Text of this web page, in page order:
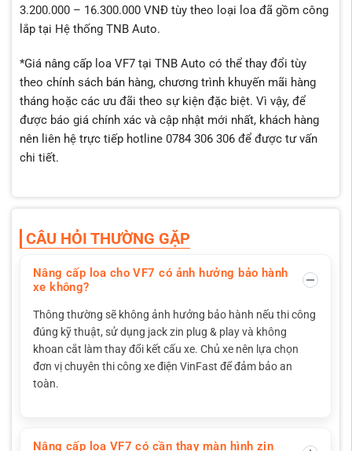
3.200.000 – 16.300.000 VNĐ tùy theo loại loa đã gồm công
lắp tại Hệ thống TNB Auto.
*Giá nâng cấp loa VF7 tại TNB Auto có thể thay đổi tùy
theo chính sách bán hàng, chương trình khuyến mãi hàng
tháng hoặc các ưu đãi theo sự kiện đặc biệt. Vì vậy, để
được báo giá chính xác và cập nhật mới nhất, khách hàng
nên liên hệ trực tiếp hotline 0784 306 306 để được tư vấn
chi tiết.
CÂU HỎI THƯỜNG GẶP
Nâng cấp loa cho VF7 có ảnh hưởng bảo hành
xe không?
Thông thường sẽ không ảnh hưởng bảo hành nếu thi công
đúng kỹ thuật, sử dụng jack zin plug & play và không
khoan cắt làm thay đổi kết cấu xe. Chủ xe nên lựa chọn
đơn vị chuyên thi công xe điện VinFast để đảm bảo an
toàn.
Nâng cấp loa VF7 có cần thay màn hình zin